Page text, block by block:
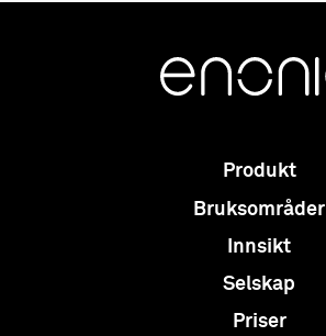
Produkt
Bruksområder
Innsikt
Selskap
Priser